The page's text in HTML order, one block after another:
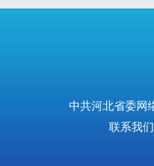
中共河北省委网
联系我们